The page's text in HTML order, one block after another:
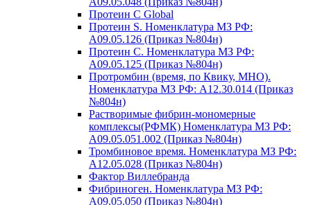
Протеин C Global
Протеин S. Номенклатура МЗ РФ:
A09.05.126 (Приказ №804н)
Протеин С. Номенклатура МЗ РФ:
A09.05.125 (Приказ №804н)
Протромбин (время, по Квику, МНО).
Номенклатура МЗ РФ: A12.30.014 (Приказ
№804н)
Растворимые фибрин-мономерные
комплексы(РФМК) Номенклатура МЗ РФ:
A09.05.051.002 (Приказ №804н)
Тромбиновое время. Номенклатура МЗ РФ:
A12.05.028 (Приказ №804н)
Фактор Виллебранда
Фибриноген. Номенклатура МЗ РФ:
A09.05.050 (Приказ №804н)